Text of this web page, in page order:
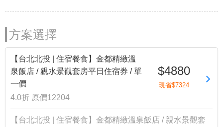
方案選擇
【台北北投 | 住宿餐食】金都精緻溫
泉飯店 / 親水景觀套房平日住宿券 / 單
一價
4.0折 原價12204
$4880
現省$7324
【台北北投 | 住宿餐食】金都精緻溫泉飯店 / 親水景觀套